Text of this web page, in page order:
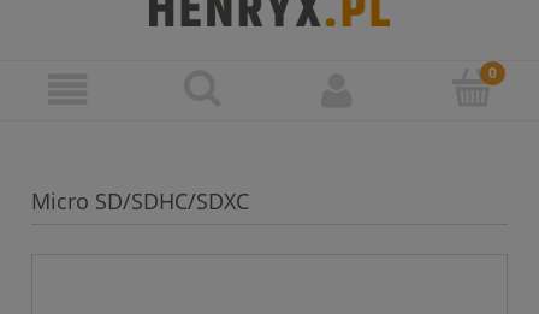
Micro SD/SDHC/SDXC